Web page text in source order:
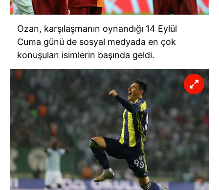
Ozan, karşılaşmanın oynandığı 14 Eylül
Cuma günü de sosyal medyada en çok
konuşulan isimlerin başında geldi.